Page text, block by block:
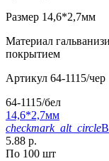
Размер 14,6*2,7мм
Материал
покрытием
Артикул 64-1115/чер
64-1115/бел
14,6*2,7мм
checkmark_alt_circle
5.88 р.
По 100 шт